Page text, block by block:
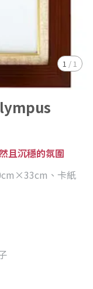
1 / 1
且沉穩的氛圍
、卡紙